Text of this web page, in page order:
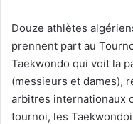
Douze athlètes
prennent part au
Taekwondo qui voit la
(messieurs et dames),
arbitres internationaux
tournoi, les